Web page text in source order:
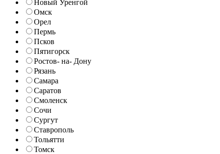
Новый Уренгой
Омск
Орел
Пермь
Псков
Пятигорск
Ростов- на- Дону
Рязань
Самара
Саратов
Смоленск
Сочи
Сургут
Ставрополь
Тольятти
Томск